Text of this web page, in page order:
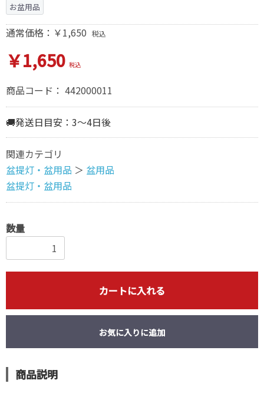
お盆用品
通常価格：￥1,650 税込
￥1,650 税込
商品コード： 442000011
🚚発送日目安：3～4日後
関連カテゴリ
盆提灯・盆用品 ＞ 盆用品
盆提灯・盆用品
数量
カートに入れる
お気に入りに追加
商品説明